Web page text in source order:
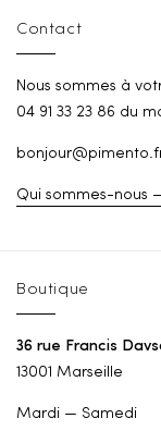
Contact
Nous sommes à
04 91 33 23 86 du
Qui sommes-nous
Boutique
36 rue Francis
13001 Marseille
Mardi — Samedi